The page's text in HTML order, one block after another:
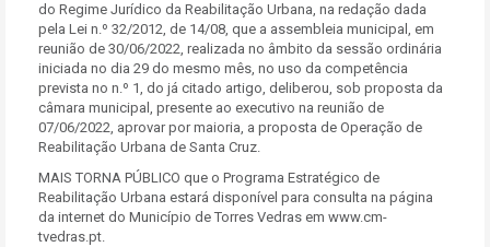
do Regime Jurídico da Reabilitação Urbana, na redação dada
pela Lei n.º 32/2012, de 14/08, que a assembleia municipal, em
reunião de 30/06/2022, realizada no âmbito da sessão ordinária
iniciada no dia 29 do mesmo mês, no uso da competência
prevista no n.º 1, do já citado artigo, deliberou, sob proposta da
câmara municipal, presente ao executivo na reunião de
07/06/2022, aprovar por maioria, a proposta de Operação de
Reabilitação Urbana de Santa Cruz.
MAIS TORNA PÚBLICO que o Programa Estratégico de
Reabilitação Urbana estará disponível para consulta na página
da internet do Município de Torres Vedras em www.cm-
tvedras.pt.